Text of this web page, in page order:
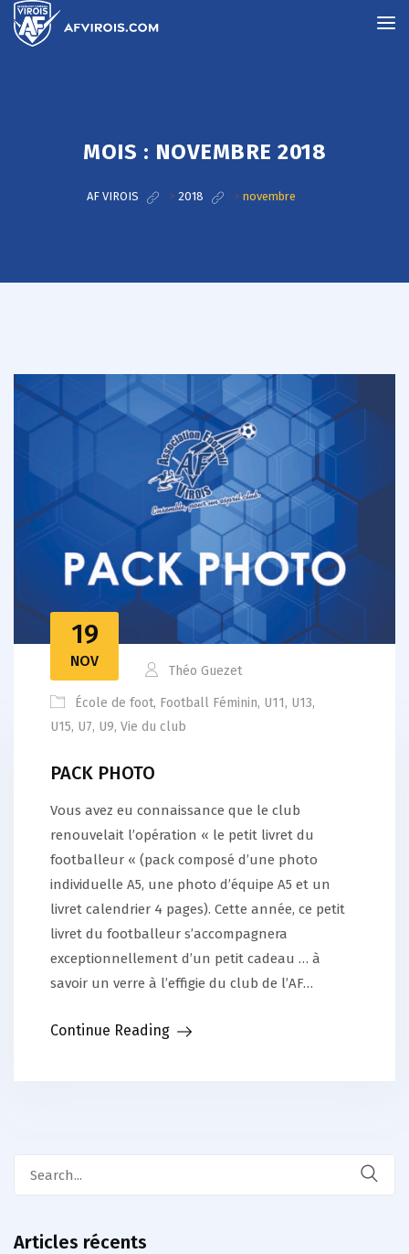
MOIS : NOVEMBRE 2018
AF VIROIS > 2018 > novembre
19
NOV
Théo Guezet
École de foot, Football Féminin, U11, U13,
U15, U7, U9, Vie du club
PACK PHOTO
Vous avez eu connaissance que le club
renouvelait l’opération « le petit livret du
footballeur « (pack composé d’une photo
individuelle A5, une photo d’équipe A5 et un
livret calendrier 4 pages). Cette année, ce petit
livret du footballeur s’accompagnera
exceptionnellement d’un petit cadeau … à
savoir un verre à l’effigie du club de l’AF…
Continue Reading
Articles récents